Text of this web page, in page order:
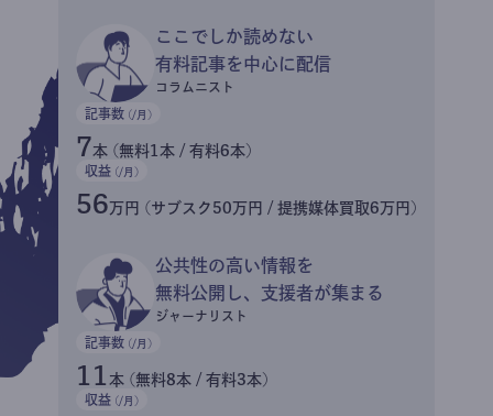
ここでしか読めない
有料記事を中心に配信
コラムニスト
記事数 (/月)
7本 (無料1本 / 有料6本)
収益 (/月)
56万円 (サブスク50万円 / 提携媒体買取6万円)
公共性の高い情報を
無料公開し、支援者が集まる
ジャーナリスト
記事数 (/月)
11 本 (無料8本 / 有料3本)
収益 (/月)